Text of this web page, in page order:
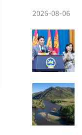
2026-08-06